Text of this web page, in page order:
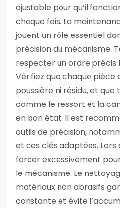
ajustable pour qu’il
chaque fois. La
jouent un rôle essentiel
précision du mécanisme.
respecter un ordre précis
Vérifiez que chaque pièce
poussière ni résidu, et
comme le ressort et la
en bon état. Il est
outils de précision,
et des clés adaptées. Lors
forcer excessivement
le mécanisme. Le
matériaux non abrasifs
constante et évite